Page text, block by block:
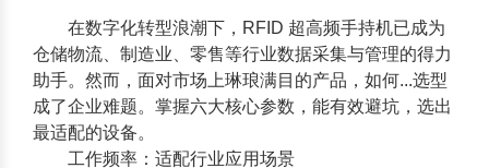
在数字化转型浪潮下， RFID 超高频手持机已成为
仓储物流、制造业、零售等行业数据采集与管理的得力
助手。然而，面对市场上琳琅满目的产品，如何...选型
成了企业难题。掌握六大核心参数，能有效避坑，选出
最适配的设备。
工作频率：适配行业应用场景